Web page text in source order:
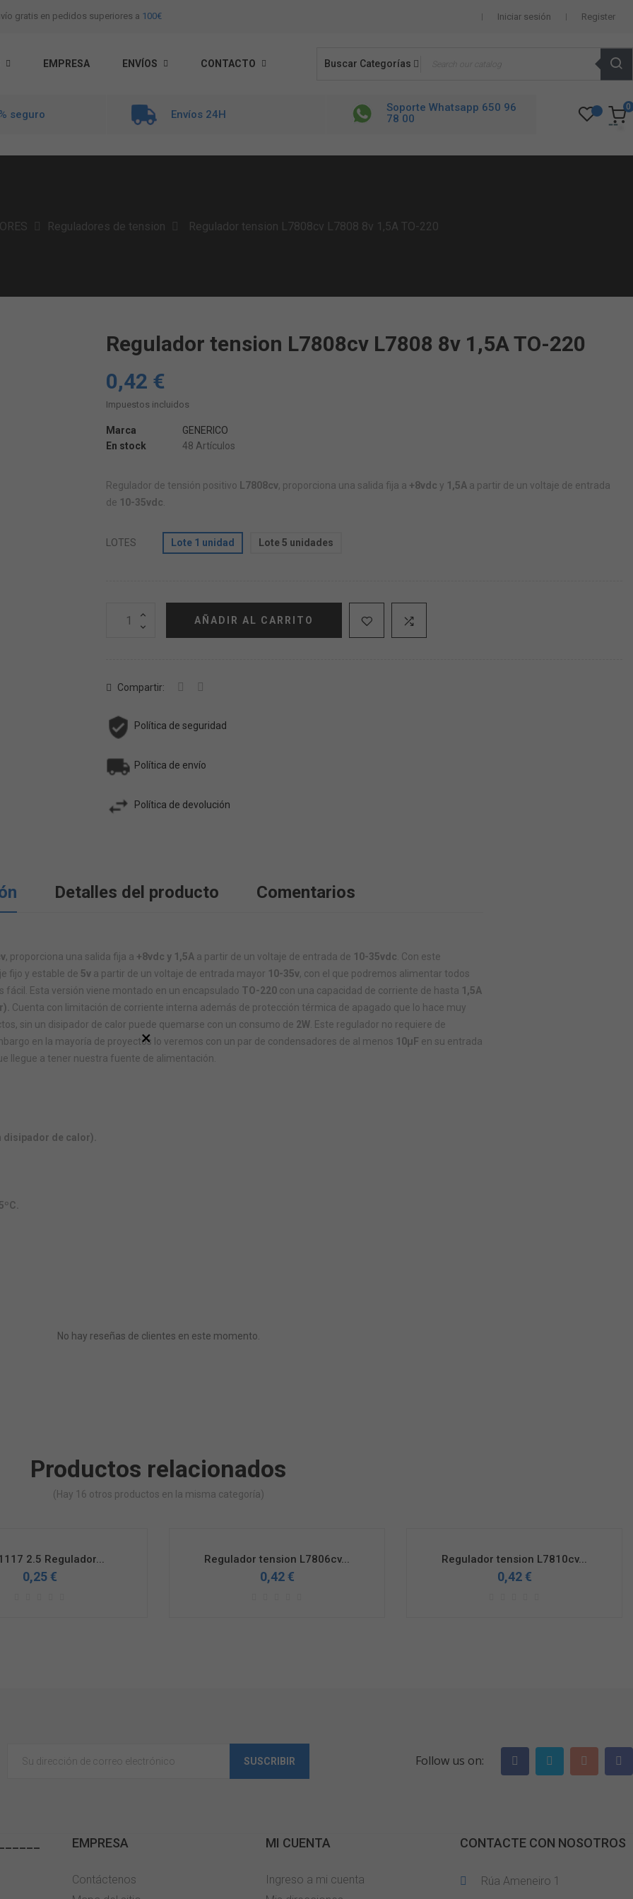
gratis en pedidos superiores a 100€ Iniciar sesión Register
EMPRESA ENVÍOS CONTACTO Buscar Categorías
seguro Envíos 24H
Soporte Whatsapp 650 96
78 00
0
Reguladores de tension Regulador tension L7808cv L7808 8v 1,5A TO-220
Regulador tension L7808cv L7808 8v 1,5A TO-220
0,42 €
Impuestos incluidos
Marca
GENERICO
En stock
48 Artículos
Regulador de tensión positivo L7808cv, proporciona una salida fija a +8vdc y 1,5Aa partir de un voltaje de entrada
de 10-35vdc
LOTES Lote 1 unidad Lote 5 unidades
AÑADIR AL CARRITO
Compartir:
Política de seguridad
Política de envío
Política de devolución
Detalles del producto Comentarios
, proporciona una salida fija a +8vdc y 1,5A a partir de un voltaje de entrada de 10-35vdc . Con este
fijo y estable de 5v a partir de un voltaje de entrada mayor 10-35v, con el que podremos alimentar todos
fácil. Esta versión viene montado en un encapsulado TO-220 con una capacidad de corriente de hasta 1,5A
Cuenta con limitación de corriente interna además de protección térmica de apagado que lo hace muy
sin un disipador de calor puede quemarse con un consumo de 2W . Este regulador no requiere de
en la mayoría de proyectos lo veremos con un par de condensadores de al menos 10μF en su entrada
llegue a tener nuestra fuente de alimentación.
disipador de calor).
No hay reseñas de clientes en este momento.
Productos relacionados
(Hay 16 otros productos en la misma categoría)
2.5 Regulador...
0,25 €
Regulador tension L7806cv...
0,42 €
Regulador tension L7810cv...
0,42 €
SUSCRIBIR Follow us on:
EMPRESA
Contáctenos
MI CUENTA
Ingreso a mi cuenta
CONTACTE CON NOSOTROS
Rúa Ameneiro 1
×